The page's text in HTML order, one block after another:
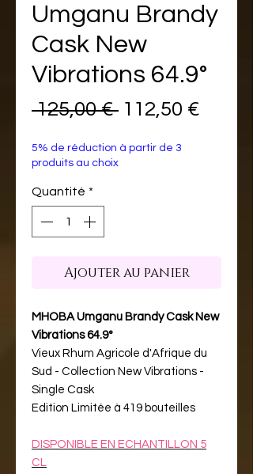
Umganu Brandy
Cask New
Vibrations 64.9°
125,00 € Prix
112,50 €
5% de réduction à partir de 3
produits au choix
Quantité *
Ajouter au panier
MHOBA Umganu Brandy Cask New
Vibrations 64.9°
Vieux Rhum Agricole d'Afrique du
Sud - Collection New Vibrations -
Single Cask
Edition Limitée à 419 bouteilles
DISPONIBLE EN ECHANTILLON 5
CL